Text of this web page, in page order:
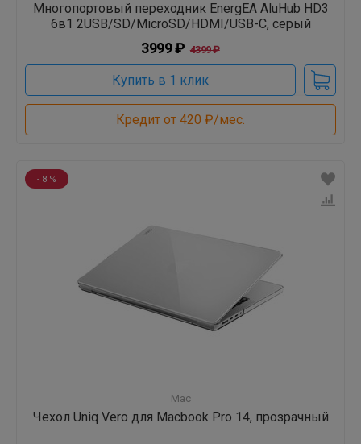
Многопортовый переходник EnergEA AluHub HD3
6в1 2USB/SD/MicroSD/HDMI/USB-C, серый
3999 ₽ 4399 ₽
Купить в 1 клик
Кредит от 420 ₽/мес.
- 8 %
Mac
Чехол Uniq Vero для Macbook Pro 14, прозрачный